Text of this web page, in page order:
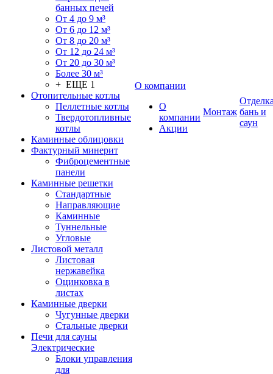
банных печей
От 4 до 9 м³
От 6 до 12 м³
От 8 до 20 м³
От 12 до 24 м³
От 20 до 30 м³
Более 30 м³
+ ЕЩЕ 1
Отопительные котлы
Пеллетные котлы
Твердотопливные
котлы
Каминные облицовки
Фактурный минерит
Фиброцементные
панели
Каминные решетки
Стандартные
Направляющие
Каминные
Туннельные
Угловые
Листовой металл
Листовая
нержавейка
Оцинковка в
листах
Каминные дверки
Чугунные дверки
Стальные дверки
Печи для сауны
Электрические
Блоки управления
для
О компании
О
компании
Акции
Монтаж бань и
саун